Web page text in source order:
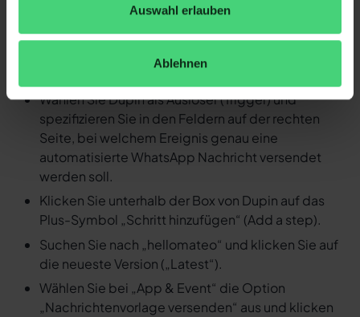
Auswahl erlauben
Ablehnen
Loggen Sie sich in Ihren Zapier Account ein und
Wählen Sie Dupin als Auslöser (Trigger) und
spezifizieren Sie in den Feldern auf der rechten
Seite, bei welchem Ereignis genau eine
automatisierte WhatsApp Nachricht versendet
werden soll.
Klicken Sie unterhalb der Box von Dupin auf das
Plus-Symbol „Schritt hinzufügen“ (Add a step).
Suchen Sie nach „hellomateo“ und klicken Sie auf
die neueste Version („Latest“).
Wählen Sie bei „App & Event“ die Option
„Nachrichtenvorlage versenden“ aus und klicken